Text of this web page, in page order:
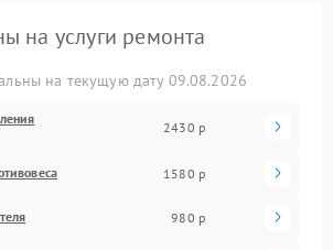
на услуги ремонта
на текущую дату 09.08.2026
2430 р
1580 р
980 р